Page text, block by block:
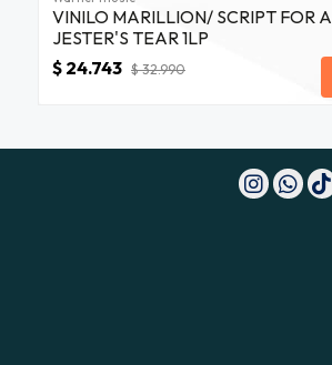
VINILO MARILLION/ SCRIPT FOR A
JESTER'S TEAR 1LP
$ 24.743 $ 32.990